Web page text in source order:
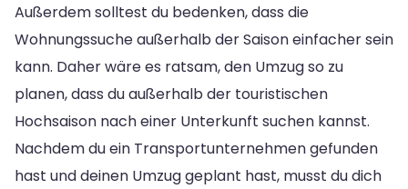
Außerdem solltest du bedenken, dass die
Wohnungssuche außerhalb der Saison einfacher sein
kann. Daher wäre es ratsam, den Umzug so zu
planen, dass du außerhalb der touristischen
Hochsaison nach einer Unterkunft suchen kannst.
Nachdem du ein Transportunternehmen gefunden
hast und deinen Umzug geplant hast, musst du dich